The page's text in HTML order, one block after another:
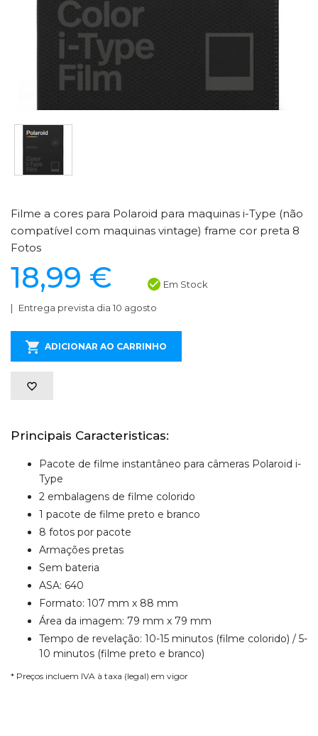
Filme a cores para Polaroid para maquinas i-Type (não
compatível com maquinas vintage) frame cor preta 8
Fotos
18,99 € Em Stock
Entrega prevista dia 10 agosto
ADICIONAR AO CARRINHO
Principais Caracteristicas:
Pacote de filme instantâneo para câmeras Polaroid i-
Type
2 embalagens de filme colorido
1 pacote de filme preto e branco
8 fotos por pacote
Armações pretas
Sem bateria
ASA: 640
Formato: 107 mm x 88 mm
Área da imagem: 79 mm x 79 mm
Tempo de revelação: 10-15 minutos (filme colorido) / 5-
10 minutos (filme preto e branco)
* Preços incluem IVA à taxa (legal) em vigor